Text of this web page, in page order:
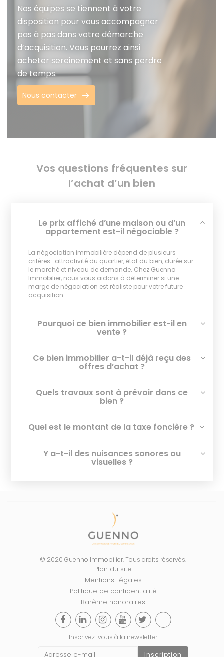
Nos équipes se tiennent à votre
disposition pour vous accompagner
pas à pas dans votre démarche
d’acquisition. Vous pourrez ainsi
acheter sereinement et sans perdre
de temps.
Nous contacter
Vos questions fréquentes sur
l’achat d’un bien
Le prix affiché d’une maison ou d’un
appartement est-il négociable ?
La négociation immobilière dépend de plusieurs
critères : attractivité du quartier, état du bien, durée sur
le marché et niveau de demande. Chez Guenno
Immobilier, nous vous aidons à déterminer si une
marge de négociation est réaliste pour votre future
acquisition.
Pourquoi ce bien immobilier est-il en
vente ?
Ce bien immobilier a-t-il déjà reçu des
offres d’achat ?
Quels travaux sont à prévoir dans ce
bien ?
Quel est le montant de la taxe foncière ?
Y a-t-il des nuisances sonores ou
visuelles ?
© 2020 Guenno Immobilier. Tous droits réservés.
Plan du site
Mentions Légales
Politique de confidentialité
Barème honoraires
Inscrivez-vous à la newsletter
Inscription